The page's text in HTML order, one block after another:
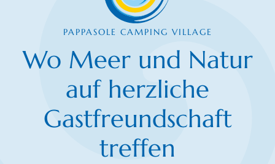
Wo Meer und Natur
auf herzliche
Gastfreundschaft
treffen
PAPPASOLE CAMPING VILLAGE